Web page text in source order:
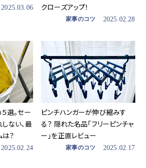
2025.03.06
クローズアップ！
家事のコツ 2025.02.28
選。セー
ない、最
？
2025.02.24
ピンチハンガーが伸び縮みす
る？ 隠れた名品「フリーピンチャ
ー」を正直レビュー
家事のコツ 2025.02.17